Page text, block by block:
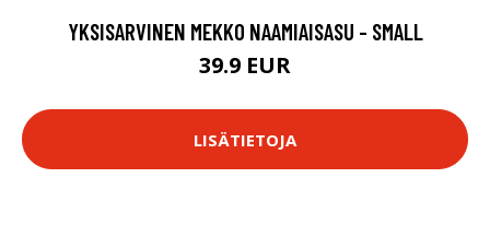
YKSISARVINEN MEKKO NAAMIAISASU - SMALL
39.9 EUR
LISÄTIETOJA